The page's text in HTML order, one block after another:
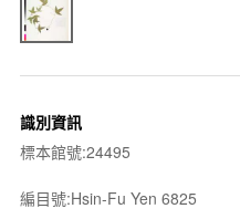
識別資訊
標本館號:24495
編目號:Hsin-Fu Yen 6825